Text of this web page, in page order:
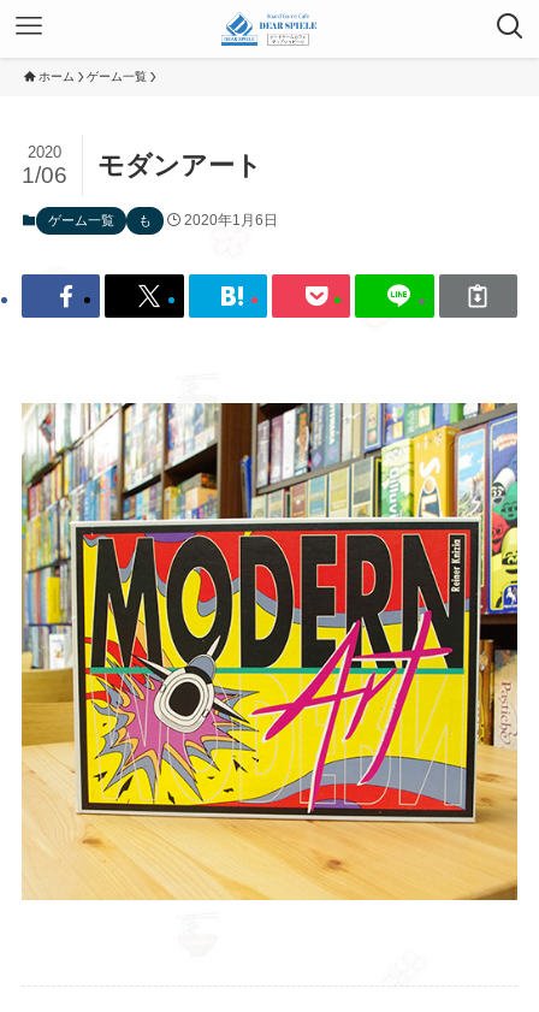
ホーム ゲーム一覧
モダンアート
2020
1/06
ゲーム一覧 も 2020年1月6日